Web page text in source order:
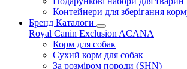
Контейнери для зберігання
Бренд Каталоги
Royal Canin Exclusion ACANA
Корм для собак
Сухий корм для собак
За розміром породи (SHN)